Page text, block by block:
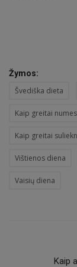
Žymos:
Švediška dieta
Kaip greitai
Kaip greitai
Vištienos diena
Vaisių diena
Kaip